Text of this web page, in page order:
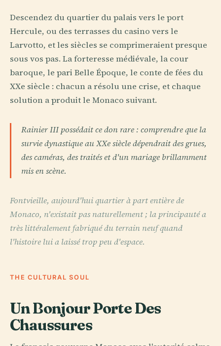
Descendez du quartier du palais vers le port
Hercule, ou des terrasses du casino vers le
Larvotto, et les siècles se comprimeraient presque
sous vos pas. La forteresse médiévale, la cour
baroque, le pari Belle Époque, le conte de fées du
XXe siècle : chacun a résolu une crise, et chaque
solution a produit le Monaco suivant.
Rainier III possédait ce don rare : comprendre que la
survie dynastique au XXe siècle dépendrait des grues,
des caméras, des traités et d'un mariage brillamment
mis en scène.
Fontvieille, aujourd'hui quartier à part entière de
Monaco, n'existait pas naturellement ; la principauté a
très littéralement fabriqué du terrain neuf quand
l'histoire lui a laissé trop peu d'espace.
THE CULTURAL SOUL
Un Bonjour Porte Des
Chaussures